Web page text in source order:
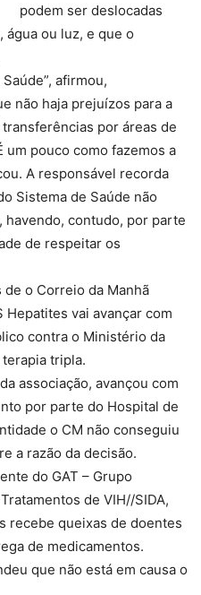
podem ser deslocadas
água ou luz, e que o
afirmou,
não haja prejuízos para a
por áreas de
um pouco como fazemos a
A responsável recorda
Sistema de Saúde não
havendo, contudo, por parte
de respeitar os
o Correio da Manhã
Hepatites vai avançar com
contra o Ministério da
tripla.
associação, avançou com
por parte do Hospital de
o CM não conseguiu
a razão da decisão.
do GAT – Grupo
de VIH//SIDA,
recebe queixas de doentes
de medicamentos.
que não está em causa o